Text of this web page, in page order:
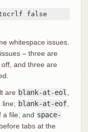
false
whitespace issues.
– three are
and three are
are blank-at-eol
line; blank-at-eof
a file; and space-
tabs at the